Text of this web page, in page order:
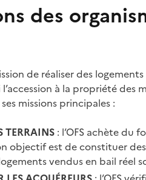
des
de réaliser des
à la propriété des
missions principales :
TERRAINS : l’OFS achète du
objectif est de constituer
vendus en bail réel